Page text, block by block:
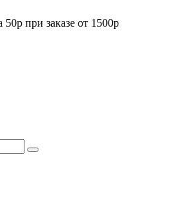
50р при заказе от 1500р